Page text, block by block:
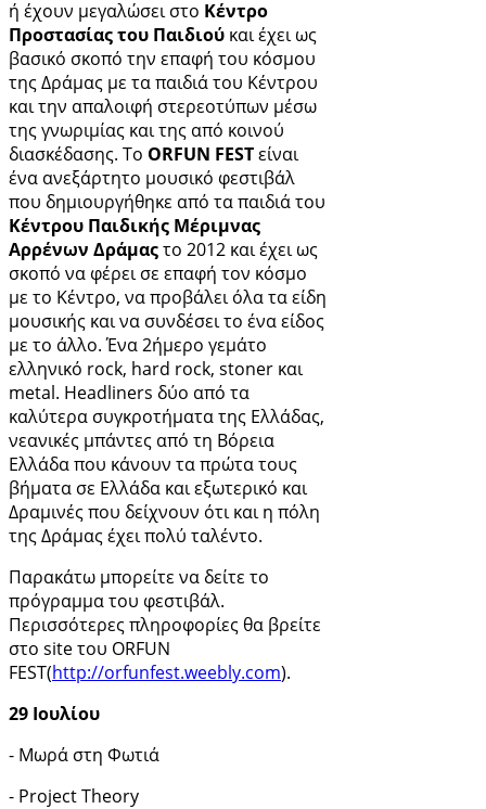
ή έχουν μεγαλώσει στο Κέντρο
Προστασίας του Παιδιού και έχει ως
βασικό σκοπό την επαφή του κόσμου
της Δράμας με τα παιδιά του Κέντρου
και την απαλοιφή στερεοτύπων μέσω
της γνωριμίας και της από κοινού
διασκέδασης. To ORFUN FESTείναι
ένα ανεξάρτητο μουσικό φεστιβάλ
που δημιουργήθηκε από τα παιδιά του
Κέντρου Παιδικής Μέριμνας
Αρρένων Δράμαςτο 2012 και έχει ως
σκοπό να φέρει σε επαφή τον κόσμο
με το Κέντρο, να προβάλει όλα τα είδη
μουσικής και να συνδέσει το ένα είδος
με το άλλο. Ένα 2ήμερο γεμάτο
ελληνικό rock, hard rock, stoner και
metal. Headliners δύο από τα
καλύτερα συγκροτήματα της Ελλάδας,
νεανικές μπάντες από τη Βόρεια
Ελλάδα που κάνουν τα πρώτα τους
βήματα σε Ελλάδα και εξωτερικό και
Δραμινές που δείχνουν ότι και η πόλη
της Δράμας έχει πολύ ταλέντο.
Παρακάτω μπορείτε να δείτε το
πρόγραμμα του φεστιβάλ.
Περισσότερες πληροφορίες θα βρείτε
στο site του ORFUN
FEST(http://orfunfest.weebly.com).
29 Ιουλίου
- Μωρά στη Φωτιά
- Project Theory